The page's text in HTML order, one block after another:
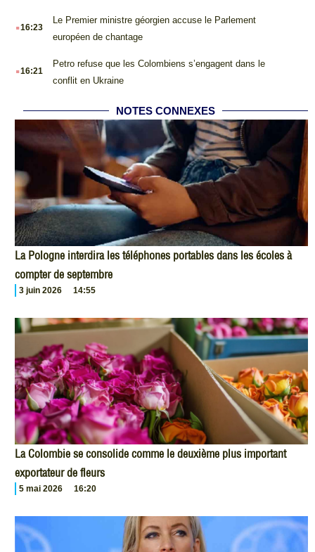
.16:23
Le Premier ministre géorgien accuse le Parlement
européen de chantage
.16:21
Petro refuse que les Colombiens s’engagent dans le
conflit en Ukraine
NOTES CONNEXES
La Pologne interdira les téléphones portables dans les écoles à
compter de septembre
3 juin 2026 14:55
La Colombie se consolide comme le deuxième plus important
exportateur de fleurs
5 mai 2026 16:20